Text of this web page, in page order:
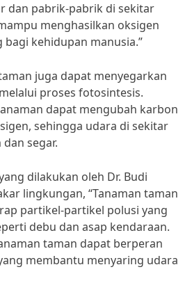
dan pabrik-pabrik di sekitar
menghasilkan oksigen
kehidupan manusia.”
juga dapat menyegarkan
proses fotosintesis.
dapat mengubah karbon
sehingga udara di sekitar
segar.
dilakukan oleh Dr. Budi
lingkungan, “Tanaman taman
partikel-partikel polusi yang
debu dan asap kendaraan.
taman dapat berperan
membantu menyaring udara